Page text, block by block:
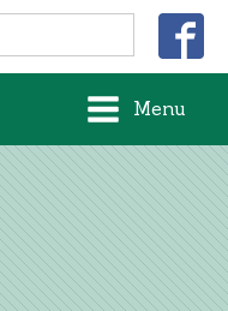
Menu